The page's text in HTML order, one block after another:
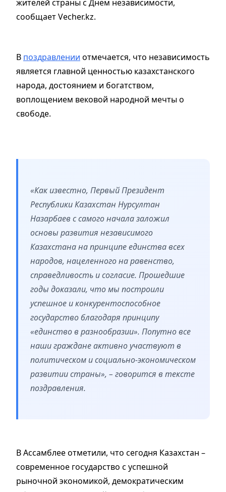
жителей страны с Днем независимости,
сообщает Vecher.kz.
В поздравлении отмечается, что независимость
является главной ценностью казахстанского
народа, достоянием и богатством,
воплощением вековой народной мечты о
свободе.
«Как известно, Первый Президент
Республики Казахстан Нурсултан
Назарбаев с самого начала заложил
основы развития независимого
Казахстана на принципе единства всех
народов, нацеленного на равенство,
справедливость и согласие. Прошедшие
годы доказали, что мы построили
успешное и конкурентоспособное
государство благодаря принципу
«единство в разнообразии». Попутно все
наши граждане активно участвуют в
политическом и социально-экономическом
развитии страны», – говорится в тексте
поздравления.
В Ассамблее отметили, что сегодня Казахстан –
современное государство с успешной
рыночной экономикой, демократическим